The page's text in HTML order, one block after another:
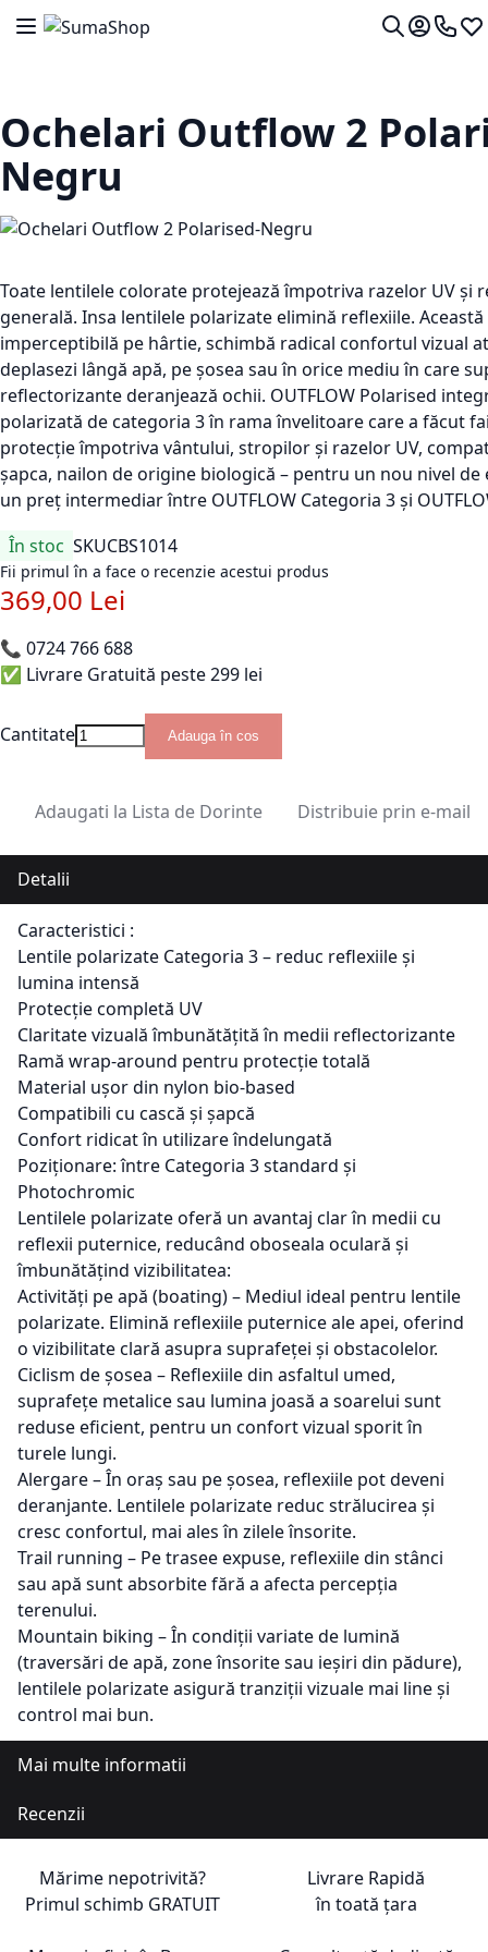
Mergeti la Continut
Comutare în navigare
Contul
0724
Ochelari Outflow 2
Negru
Toate lentilele colorate protejează împotriva razelor UV și
generală. Insa lentilele polarizate elimină reflexiile.
imperceptibilă pe hârtie, schimbă radical confortul vizual
deplasezi lângă apă, pe șosea sau în orice mediu în care
reflectorizante deranjează ochii. OUTFLOW Polarised
polarizată de categoria 3 în rama învelitoare care a făcut
protecție împotriva vântului, stropilor și razelor UV,
șapca, nailon de origine biologică – pentru un nou nivel de
un preț intermediar între OUTFLOW Categoria 3 și
În stoc SKUCBS1014
Fii primul în a face o recenzie acestui produs
369,00 Lei
📞 0724 766 688
✅ Livrare Gratuită peste 299 lei
Cantitate Adauga în cos
Adaugati la Lista de Dorinte Distribuie prin e-mail
Detalii
Caracteristici :
Lentile polarizate Categoria 3 – reduc reflexiile și
lumina intensă
Protecție completă UV
Claritate vizuală îmbunătățită în medii reflectorizante
Ramă wrap-around pentru protecție totală
Material ușor din nylon bio-based
Compatibili cu cască și șapcă
Confort ridicat în utilizare îndelungată
Poziționare: între Categoria 3 standard și
Photochromic
Lentilele polarizate oferă un avantaj clar în medii cu
reflexii puternice, reducând oboseala oculară și
îmbunătățind vizibilitatea:
Activități pe apă (boating) – Mediul ideal pentru lentile
polarizate. Elimină reflexiile puternice ale apei, oferind
o vizibilitate clară asupra suprafeței și obstacolelor.
Ciclism de șosea – Reflexiile din asfaltul umed,
suprafețe metalice sau lumina joasă a soarelui sunt
reduse eficient, pentru un confort vizual sporit în
turele lungi.
Alergare – În oraș sau pe șosea, reflexiile pot deveni
deranjante. Lentilele polarizate reduc strălucirea și
cresc confortul, mai ales în zilele însorite.
Trail running – Pe trasee expuse, reflexiile din stânci
sau apă sunt absorbite fără a afecta percepția
terenului.
Mountain biking – În condiții variate de lumină
(traversări de apă, zone însorite sau ieșiri din pădure),
lentilele polarizate asigură tranziții vizuale mai line și
control mai bun.
Mai multe informatii
Recenzii
Mărime nepotrivită?
Primul schimb GRATUIT
Livrare Rapidă
în toată țara